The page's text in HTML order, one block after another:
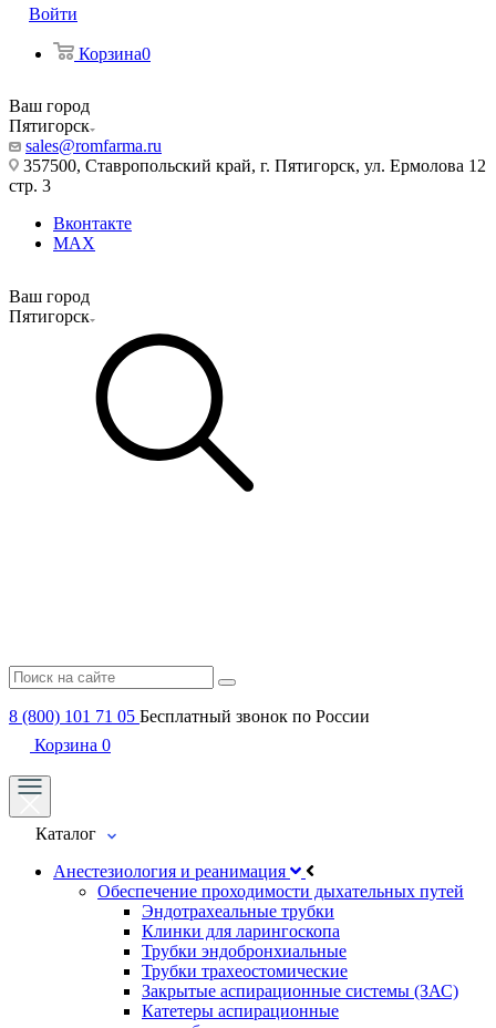
Войти
Корзина0
Ваш город
Пятигорск
sales@romfarma.ru
357500, Ставропольский край, г. Пятигорск, ул. Ермолова 12
стр. 3
Вконтакте
MAX
Ваш город
Пятигорск
8 (800) 101 71 05 Бесплатный звонок по России
Корзина 0
Каталог
Анестезиология и реанимация
Обеспечение проходимости дыхательных путей
Эндотрахеальные трубки
Клинки для ларингоскопа
Трубки эндобронхиальные
Трубки трахеостомические
Закрытые аспирационные системы (ЗАС)
Катетеры аспирационные